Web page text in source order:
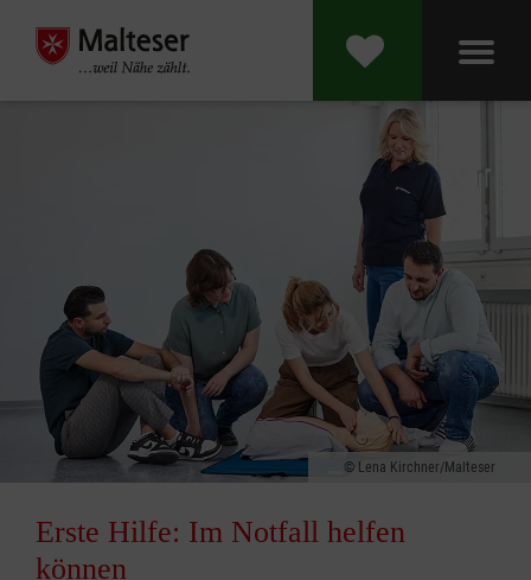
Lena Kirchner/Malteser
Erste Hilfe: Im Notfall helfen
können